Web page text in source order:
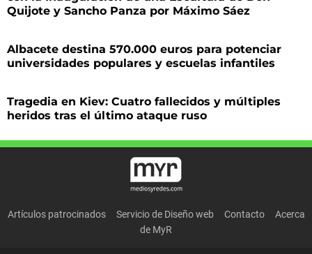
Quijote y Sancho Panza por Máximo Sáez
Albacete destina 570.000 euros para potenciar
universidades populares y escuelas infantiles
Tragedia en Kiev: Cuatro fallecidos y múltiples
heridos tras el último ataque ruso
Artículos patrocinados Servicio de Diseño web Contacto
Acerca
de MyR